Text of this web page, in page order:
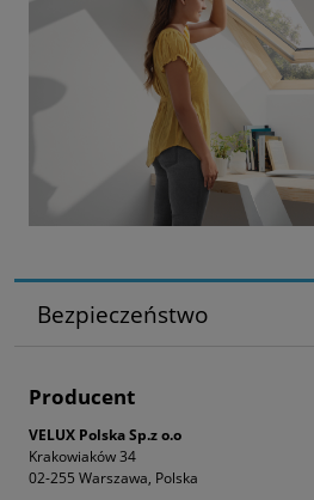
Bezpieczeństwo
Producent
VELUX Polska Sp.z o.o
Krakowiaków 34
02-255 Warszawa, Polska